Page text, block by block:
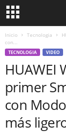
Inicio Tecnologia
con...
TECNOLOGIA VIDEO
HUAWEI
primer
con
más